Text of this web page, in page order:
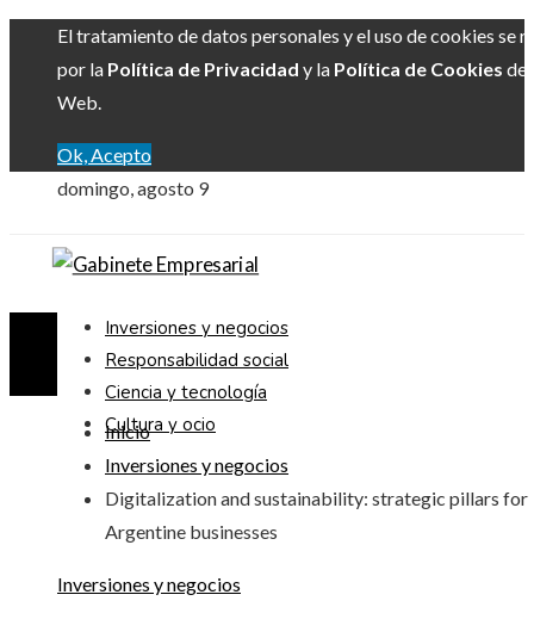
El tratamiento de datos personales y el uso de cookies se
por la Política de Privacidad y la Política de Cookies
Web.
Ok, Acepto
domingo, agosto 9
Inversiones y negocios
Responsabilidad social
Ciencia y tecnología
Cultura y ocio
Inicio
Inversiones y negocios
Digitalization and sustainability: strategic pillars for
Argentine businesses
Inversiones y negocios